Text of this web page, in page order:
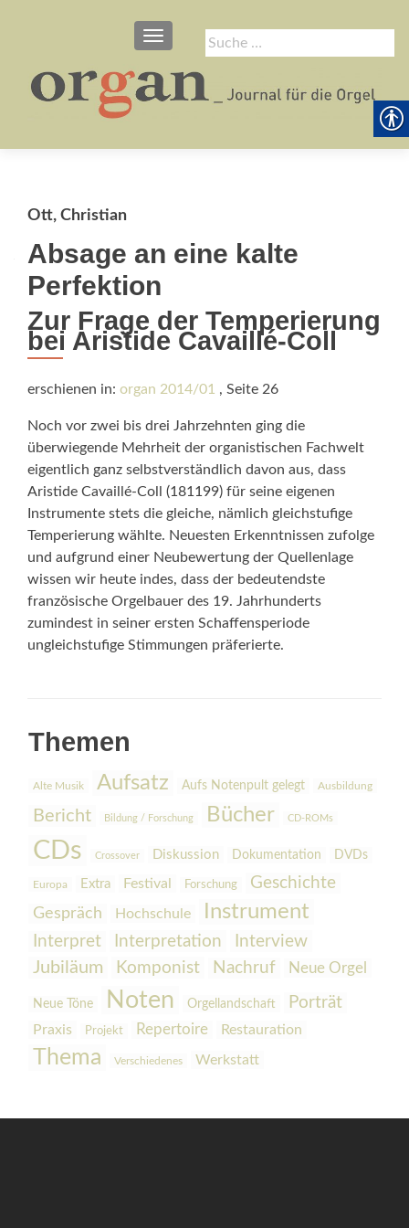
Suche
nach:
SCHALTE NAVIGATION
Ott, Christian
Absage an eine kalte
Perfektion
Zur Frage der Temperierung
bei Aristide Cavaillé-Coll
erschienen in: organ 2014/01 , Seite 26
Noch vor zwei bis drei Jahrzehnten ging die
überwiegende Mehrheit der organistischen Fachwelt
eigentlich ganz selbstverständlich davon aus, dass
Aristide Cavaillé-Coll (181199) für seine eigenen
Instrumente stets die gleiche, nämlich gleichstufige
Temperierung wählte. Neuesten Erkenntnissen zufolge
und aufgrund einer Neubewertung der Quellenlage
wissen wir heute indes, dass der bedeutendste
französische Orgelbauer des 19. Jahrhunderts
zumindest in seiner ersten Schaffensperiode
ungleichstufige Stimmungen präferierte.
Themen
Alte Musik Aufsatz Aufs Notenpult gelegt Ausbildung
Bericht Bildung / Forschung Bücher CD-ROMs
CDs Crossover Diskussion Dokumentation DVDs
Europa Extra Festival Forschung Geschichte
Gespräch Hochschule Instrument
Interpret Interpretation
Interview
Jubiläum
Komponist Nachruf Neue Orgel
Neue Töne Noten Orgellandschaft Porträt
Praxis Projekt Repertoire Restauration
Thema Verschiedenes Werkstatt